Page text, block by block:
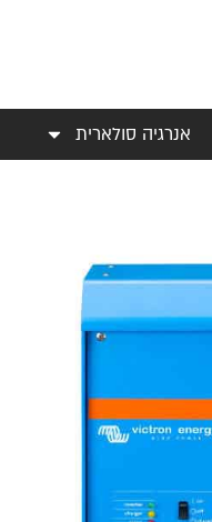
אנרגיה סולארית